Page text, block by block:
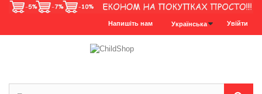
Увійти
Українська
Напишіть нам